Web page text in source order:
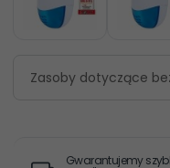
Zasoby dotyczące
Gwarantujemy